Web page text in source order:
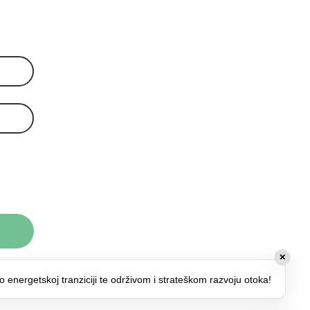
✕
tranziciji te održivom i strateškom razvoju otoka!